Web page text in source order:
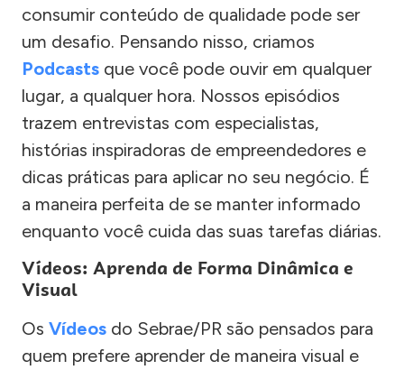
consumir conteúdo de qualidade pode ser
um desafio. Pensando nisso, criamos
Podcasts que você pode ouvir em qualquer
lugar, a qualquer hora. Nossos episódios
trazem entrevistas com especialistas,
histórias inspiradoras de empreendedores e
dicas práticas para aplicar no seu negócio. É
a maneira perfeita de se manter informado
enquanto você cuida das suas tarefas diárias.
Vídeos: Aprenda de Forma Dinâmica e
Visual
Os Vídeos do Sebrae/PR são pensados para
quem prefere aprender de maneira visual e